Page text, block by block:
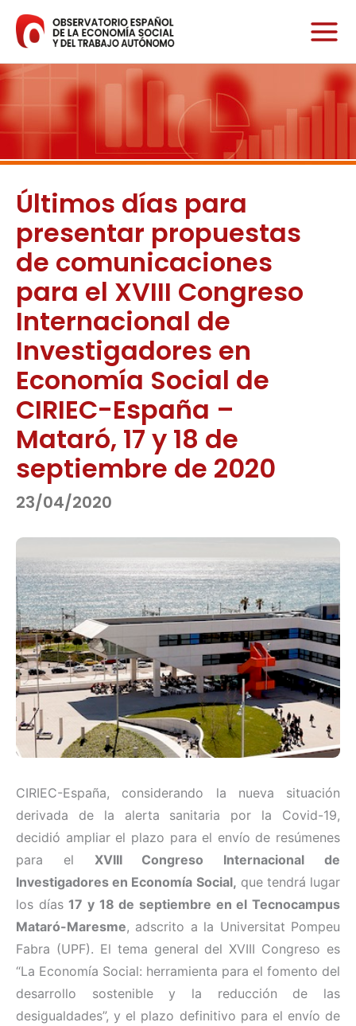
contenido
Últimos días para
presentar propuestas
de comunicaciones
para el XVIII Congreso
Internacional de
Investigadores en
Economía Social de
CIRIEC-España –
Mataró, 17 y 18 de
septiembre de 2020
23/04/2020
CIRIEC-España, considerando la nueva situación
derivada de la alerta sanitaria por la Covid-19,
decidió ampliar el plazo para el envío de resúmenes
para el XVIII Congreso Internacional de
Investigadores en Economía Social, que tendrá lugar
los días17 y 18 de septiembre en el Tecnocampus
Mataró-Maresme, adscrito a la Universitat Pompeu
Fabra (UPF). El tema general del XVIII Congreso es
“La Economía Social: herramienta para el fomento del
desarrollo sostenible y la reducción de las
desigualdades”, y el plazo definitivo para el envío de